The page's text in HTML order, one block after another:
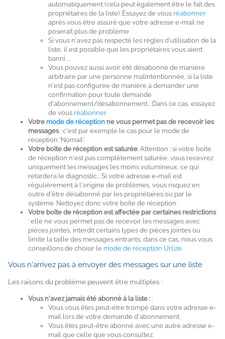
automatiquement (cela peut également être le fait des
propriétaires de la liste). Essayez de vous réabonner
après vous être assuré que votre adresse e-mail ne
poserait plus de problème.
Si vous n'avez pas respecté les règles d'utilisation de la
liste, il est possible que les propriétaires vous aient
banni ...
Vous pouvez aussi avoir été désabonné de manière
arbitraire par une personne malintentionnée, si la liste
n'est pas configurée de manière à demander une
confirmation pour toute demande
d'abonnement/désabonnement... Dans ce cas, essayez
de vous réabonner.
Votre mode de réception ne vous permet pas de recevoir les
messages: c'est par exemple le cas pour le mode de
réception 'Nomail'.
Votre boîte de réception est saturée. Attention : si votre boîte
de réception n'est pas complètement saturée, vous recevrez
uniquement les messages les moins volumineux, ce qui
retardera le diagnostic... Si votre adresse e-mail est
régulièrement à l'origine de problèmes, vous risquez en
outre d'être désabonné par les propriétaires ou par le
système. Nettoyez donc votre boîte de réception.
Votre boîte de réception est affectée par certaines restrictions
: elle ne vous permet pas de recevoir les messages avec
pièces jointes, interdit certains types de pièces jointes ou
limite la taille des messages entrants; dans ce cas, nous vous
conseillons de choisir le mode de réception Urlize.
Vous n'arrivez pas à envoyer des messages sur une liste
Les raisons du problème peuvent être multiples :
Vous n'avez jamais été abonné à la liste : :
Vous vous êtes peut-être trompé dans votre adresse e-
mail lors de votre demande d'abonnement.
Vous êtes peut-être abonné avec une autre adresse e-
mail que celle que vous consultez.